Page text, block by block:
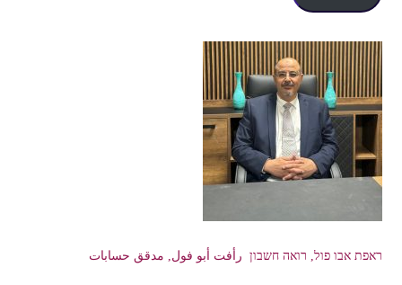
ראפת אבו פול, רואה חשבון رأفت أبو فول, مدقق حسابات